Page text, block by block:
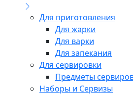
Для приготовления
Для жарки
Для варки
Для запекания
Для сервировки
Предметы
Наборы и Сервизы